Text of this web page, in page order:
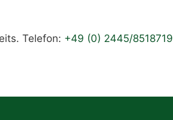
Telefon: +49 (0) 2445/8518719